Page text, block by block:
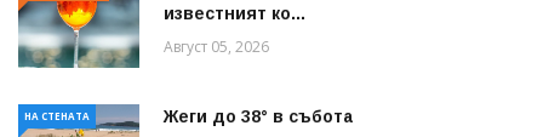
известният ко...
Август 05, 2026
НА СТЕНАТА Жеги до 38° в събота